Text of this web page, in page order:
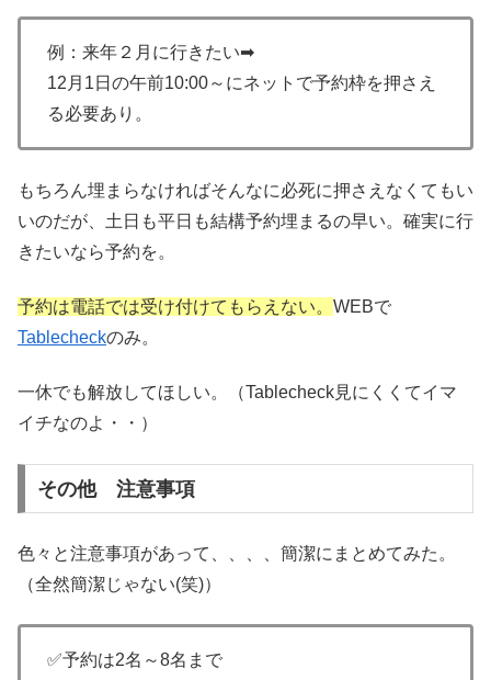
例：来年２月に行きたい➡
12月1日の午前10:00～にネットで予約枠を押さえ
る必要あり。
もちろん埋まらなければそんなに必死に押さえなくてもい
いのだが、土日も平日も結構予約埋まるの早い。確実に行
きたいなら予約を。
予約は電話では受け付けてもらえない。 WEBで
Tablecheckのみ。
一休でも解放してほしい。（Tablecheck見にくくてイマ
イチなのよ・・）
その他 注意事項
色々と注意事項があって、、、、簡潔にまとめてみた。
（全然簡潔じゃない(笑)）
✅予約は2名～8名まで